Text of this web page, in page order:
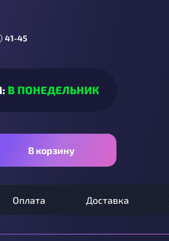
41-45
В ПОНЕДЕЛЬНИК
В корзину
Оплата Доставка